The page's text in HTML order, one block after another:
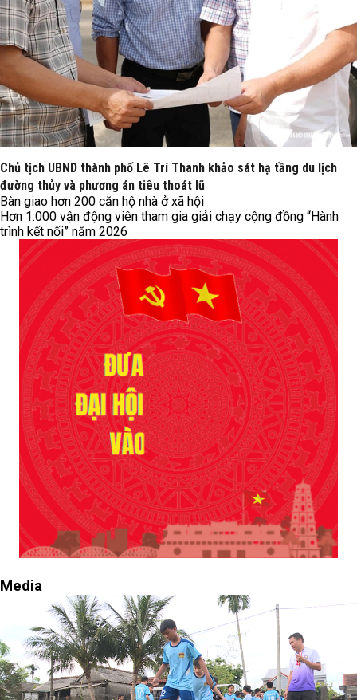
Chủ tịch UBND thành phố Lê Trí Thanh khảo sát hạ tầng du lịch
đường thủy và phương án tiêu thoát lũ
Bàn giao hơn 200 căn hộ nhà ở xã hội
Hơn 1.000 vận động viên tham gia giải chạy cộng đồng “Hành
trình kết nối” năm 2026
Media